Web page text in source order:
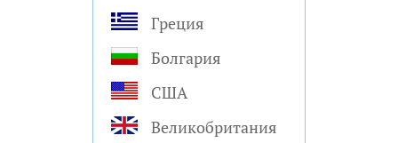
Греция
Болгария
США
Великобритания